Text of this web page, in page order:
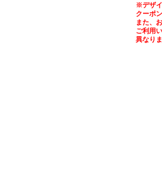
※デザイ
クーポ
また、
ご利用
異なり